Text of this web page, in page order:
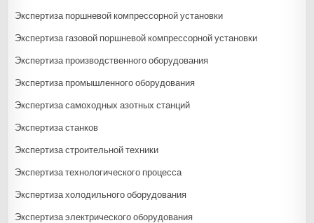
Экспертиза поршневой компрессорной установки
Экспертиза газовой поршневой компрессорной установки
Экспертиза производственного оборудования
Экспертиза промышленного оборудования
Экспертиза самоходных азотных станций
Экспертиза станков
Экспертиза строительной техники
Экспертиза технологического процесса
Экспертиза холодильного оборудования
Экспертиза электрического оборудования